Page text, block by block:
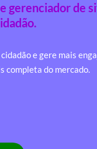
gerenciador de
e gere mais
completa do mercado.